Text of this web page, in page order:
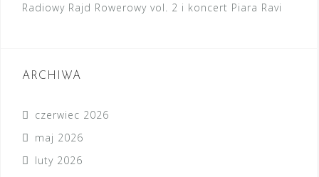
Radiowy Rajd Rowerowy vol. 2 i koncert Piara Ravi
ARCHIWA
czerwiec 2026
maj 2026
luty 2026